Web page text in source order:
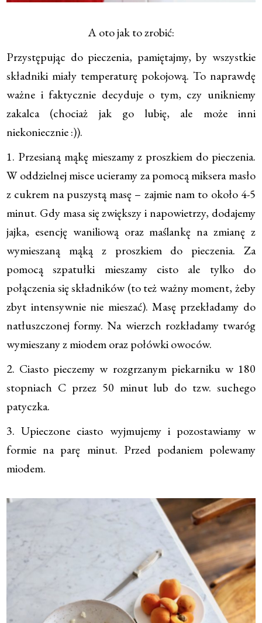
A oto jak to zrobić:
Przystępując do pieczenia, pamiętajmy, by wszystkie
składniki miały temperaturę pokojową. To naprawdę
ważne i faktycznie decyduje o tym, czy unikniemy
zakalca (chociaż jak go lubię, ale może inni
niekoniecznie :)).
1. Przesianą mąkę mieszamy z proszkiem do pieczenia.
W oddzielnej misce ucieramy za pomocą miksera masło
z cukrem na puszystą masę – zajmie nam to około 4-5
minut. Gdy masa się zwiększy i napowietrzy, dodajemy
jajka, esencję waniliową oraz maślankę na zmianę z
wymieszaną mąką z proszkiem do pieczenia. Za
pomocą szpatułki mieszamy cisto ale tylko do
połączenia się składników (to też ważny moment, żeby
zbyt intensywnie nie mieszać). Masę przekładamy do
natłuszczonej formy. Na wierzch rozkładamy twaróg
wymieszany z miodem oraz połówki owoców.
2. Ciasto pieczemy w rozgrzanym piekarniku w 180
stopniach C przez 50 minut lub do tzw. suchego
patyczka.
3. Upieczone ciasto wyjmujemy i pozostawiamy w
formie na parę minut. Przed podaniem polewamy
miodem.